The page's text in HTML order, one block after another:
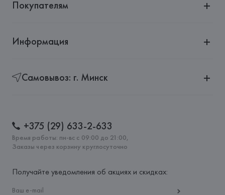
Покупателям
Информация
Самовывоз: г. Минск
+375 (29) 633-2-633
Время работы: пн-вс с 09:00 до 21:00,
Заказы через корзину круглосуточно
Получайте уведомления об акциях и скидках: